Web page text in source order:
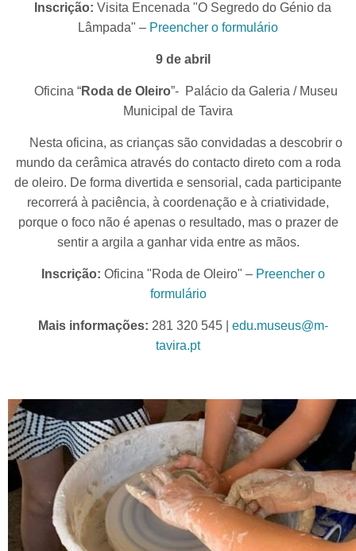
Inscrição: Visita Encenada "O Segredo do Génio da
Lâmpada" – Preencher o formulário
9 de abril
Oficina “Roda de Oleiro”- Palácio da Galeria / Museu
Municipal de Tavira
Nesta oficina, as crianças são convidadas a descobrir o
mundo da cerâmica através do contacto direto com a roda
de oleiro. De forma divertida e sensorial, cada participante
recorrerá à paciência, à coordenação e à criatividade,
porque o foco não é apenas o resultado, mas o prazer de
sentir a argila a ganhar vida entre as mãos.
Inscrição: Oficina "Roda de Oleiro" – Preencher o
formulário
Mais informações: 281 320 545 | edu.museus@m-
tavira.pt